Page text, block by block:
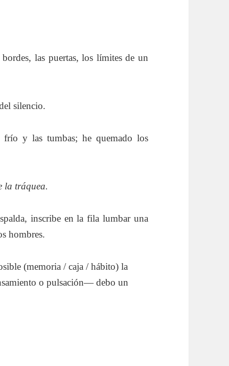
las puertas, los límites de un
silencio.
y las tumbas; he quemado los
la tráquea.
inscribe en la fila lumbar una
hombres.
(memoria / caja / hábito) la
o pulsación— debo un